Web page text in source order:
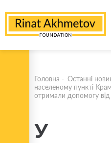
Головна - Останні
населеному пункті
отримали допомогу
У